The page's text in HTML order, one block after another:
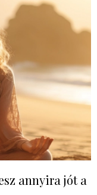
annyira jót a